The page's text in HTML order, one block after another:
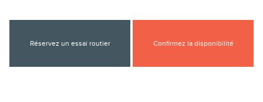
Réservez un essai routier Confirmez la disponibilité